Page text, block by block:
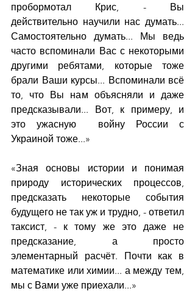
пробормотал Крис, - Вы
действительно научили нас думать...
Самостоятельно думать... Мы ведь
часто вспоминали Вас с некоторыми
другими ребятами, которые тоже
брали Ваши курсы... Вспоминали всё
то, что Вы нам объясняли и даже
предсказывали... Вот, к примеру, и
это ужасную  войну России с
Украиной тоже...»
«Зная основы истории и понимая
природу исторических процессов,
предсказать некоторые события
будущего не так уж и трудно, - ответил
таксист, - к тому же это даже не
предсказание, а просто
элементарный расчёт. Почти как в
математике или химии... а между тем,
мы с Вами уже приехали...»